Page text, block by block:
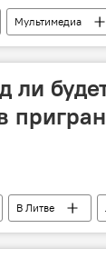
Мультимедиа
ли
В Литве